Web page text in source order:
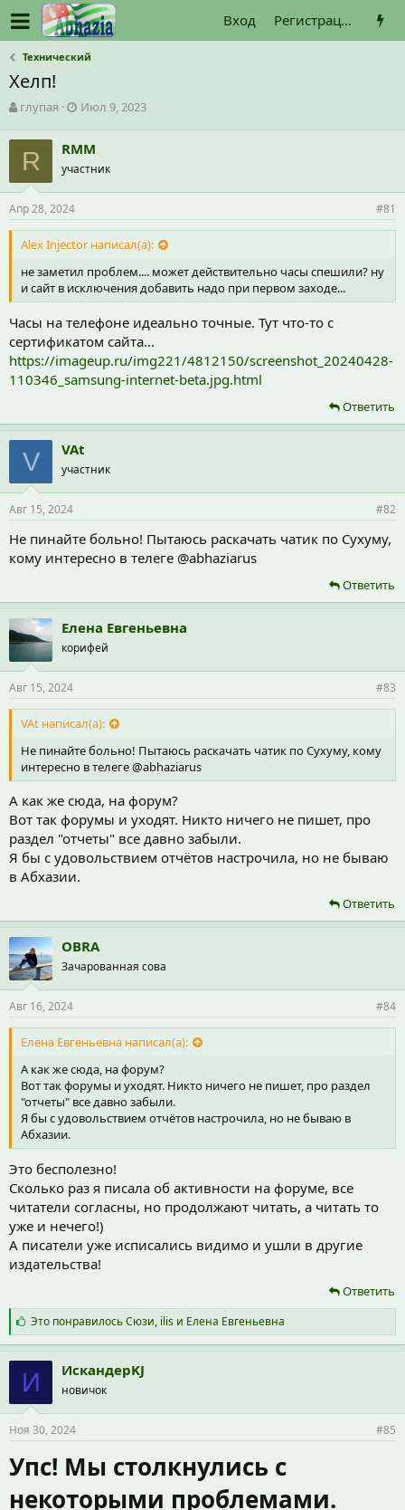
Вход Регистрация
Технический
Хелп!
А
т
о
р
т
е
м
ы
глупая
Д
а
н
а
л
а
Июл 9, 2023
R RMM
участник
Апр 28, 2024 #81
Alex Injector написал(а):
не заметил проблем.... может действительно часы спешили? ну
и сайт в исключения добавить надо при первом заходе...
Часы на телефоне идеально точные. Тут что-то с
сертификатом сайта...
https://imageup.ru/img221/4812150/screenshot_20240428-
110346_samsung-internet-beta.jpg.html
Ответить
V VAt
участник
Авг 15, 2024 #82
Не пинайте больно! Пытаюсь раскачать чатик по Сухуму,
кому интересно в телеге @abhaziarus
Ответить
Елена Евгеньевна
корифей
Авг 15, 2024 #83
VAt написал(а):
Не пинайте больно! Пытаюсь раскачать чатик по Сухуму, кому
интересно в телеге @abhaziarus
А как же сюда, на форум?
Вот так форумы и уходят. Никто ничего не пишет, про
раздел "отчеты" все давно забыли.
Я бы с удовольствием отчётов настрочила, но не бываю
в Абхазии.
Ответить
OBRA
Зачарованная сова
Авг 16, 2024 #84
Елена Евгеньевна написал(а):
А как же сюда, на форум?
Вот так форумы и уходят. Никто ничего не пишет, про раздел
"отчеты" все давно забыли.
Я бы с удовольствием отчётов настрочила, но не бываю в
Абхазии.
Это бесполезно!
Сколько раз я писала об активности на форуме, все
читатели согласны, но продолжают читать, а читать то
уже и нечего!)
А писатели уже исписались видимо и ушли в другие
издательства!
Ответить
С
и
м
п
а
т
и
Это понравилосьСюзи, ilis и Елена Евгеньевна
И ИскандерKJ
новичок
Ноя 30, 2024 #85
Упс! Мы столкнулись с
некоторыми проблемами.